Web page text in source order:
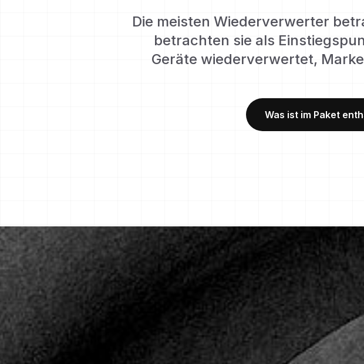
Die meisten Wiederverwerter
betrachten sie als
Geräte wiederverwertet,
Was ist im Paket